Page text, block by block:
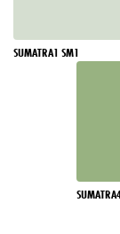
SUMATRA1 SM1